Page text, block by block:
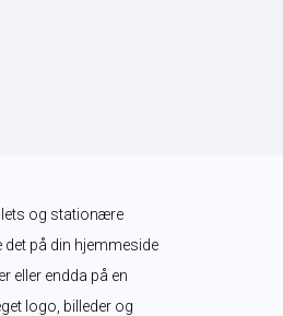
og stationære
det på din hjemmeside
eller endda på en
logo, billeder og